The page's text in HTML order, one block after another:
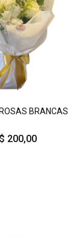
BRANCAS
200,00